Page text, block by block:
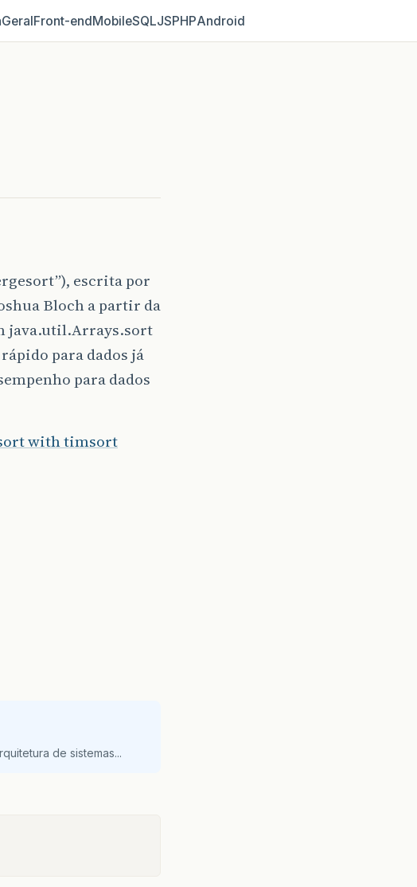
GeralFront‑endMobileSQLJSPHPAndroid
escrita por
Bloch a partir da
java.util.Arrays.sort
para dados já
para dados
with timsort
de sistemas...